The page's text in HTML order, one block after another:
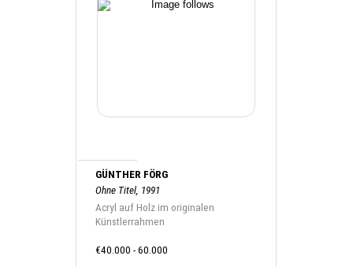
GÜNTHER FÖRG
Ohne Titel, 1991
Acryl auf Holz im originalen
Künstlerrahmen
€40.000 - 60.000